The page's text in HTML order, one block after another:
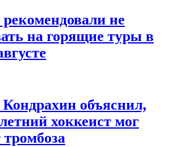
не
на горящие туры в
объяснил,
хоккеист мог